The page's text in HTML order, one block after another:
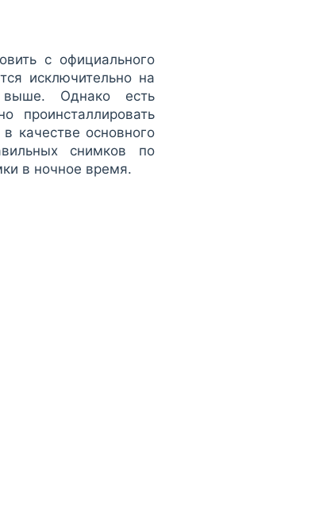
с официального
исключительно на
Однако есть
проинсталлировать
качестве основного
снимков по
в ночное время.